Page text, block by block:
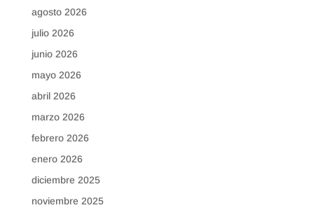
agosto 2026
julio 2026
junio 2026
mayo 2026
abril 2026
marzo 2026
febrero 2026
enero 2026
diciembre 2025
noviembre 2025